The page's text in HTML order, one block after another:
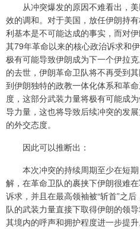
从冲突爆发的原因不难看出，美
效的调和。对于美国，放任伊朗持
利基本是不可能达成的事实，而对
其79年革命以来的核心政治诉求和
极有可能导致伊朗成为下一个伊拉
的去世，伊朗革命卫队将不再受到
到伊朗独特的政教一体化体系和革
度，这部分武装力量将极有可能成
导力量，这也将导致后续冲突的发
的外交态度。
因此可以推断出：
本次冲突的持续周期至少在短期
解，在革命卫队的裹挟下伊朗很难
诉求，并且在最高领袖被“斩首”之
队的武装力量直接下取得伊朗的领
其境内的呼声和拥护程度进一步提升